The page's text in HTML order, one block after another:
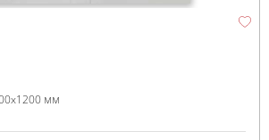
мм